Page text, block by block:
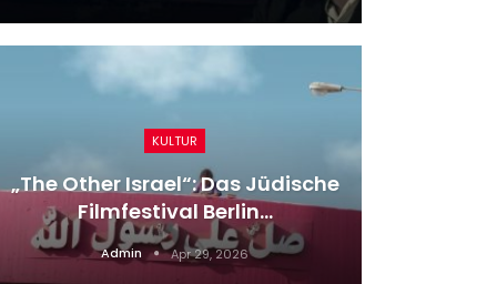
KULTUR
„The Other Israel“: Das Jüdische
Filmfestival Berlin…
Admin Apr 29, 2026